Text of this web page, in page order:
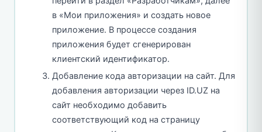
в «Мои приложения» и создать новое
приложение. В процессе создания
приложения будет сгенерирован
клиентский идентификатор.
Добавление кода авторизации на сайт. Для
добавления авторизации через ID.UZ на
сайт необходимо добавить
соответствующий код на страницу